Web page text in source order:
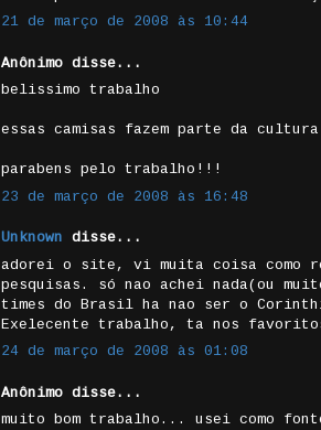
21 de março de 2008 às 10:44
Anônimo disse...
belissimo trabalho
essas camisas fazem parte da
parabens pelo trabalho!!!
23 de março de 2008 às 16:48
Unknown disse...
adorei o site, vi muita coisa como
pesquisas. só nao achei nada(ou
times do Brasil ha nao ser o
Exelecente trabalho, ta nos
24 de março de 2008 às 01:08
Anônimo disse...
muito bom trabalho... usei como